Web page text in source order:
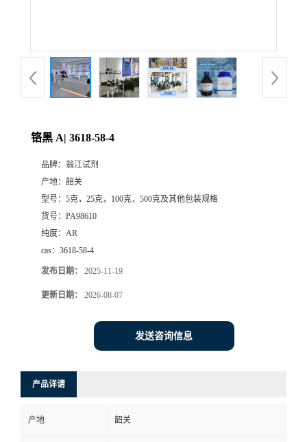
铬黑 A| 3618-58-4
品牌： 翁江试剂
产地： 韶关
型号： 5克，25克，100克，500克及其他包装规格
货号： PA98610
纯度： AR
cas： 3618-58-4
发布日期： 2025-11-19
更新日期： 2026-08-07
发送咨询信息
产品详请
产地 韶关